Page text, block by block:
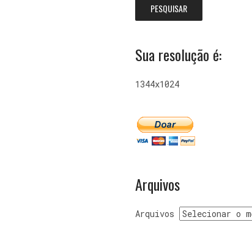
Sua resolução é:
1344x1024
Arquivos
Arquivos